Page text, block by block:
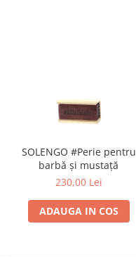
SOLENGO #Perie pentru
barbă și mustață
230,00 Lei
ADAUGA IN COS